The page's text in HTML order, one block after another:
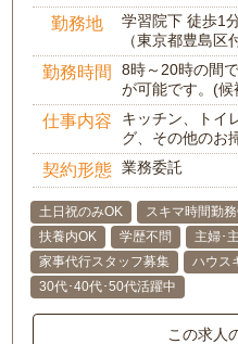
勤務地
学習院下 徒歩1
（東京都豊島区
勤務時間
8時～20時の間
が可能です。(
仕事内容
キッチン、トイ
グ、その他のお
契約形態 業務委託
土日祝のみOK スキマ時間勤
扶養内OK
学歴不問 主婦･
家事代行スタッフ募集
ハウス
30代･40代･50代活躍中
この求人